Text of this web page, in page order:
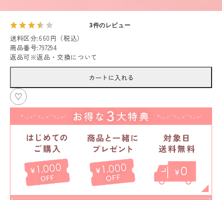
3件のレビュー
送料区分:660円（税込）
商品番号:797294
返品可 ※返品・交換について
カートに入れる